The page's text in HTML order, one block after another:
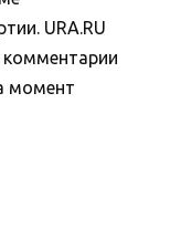
URA.RU
комментарии
момент